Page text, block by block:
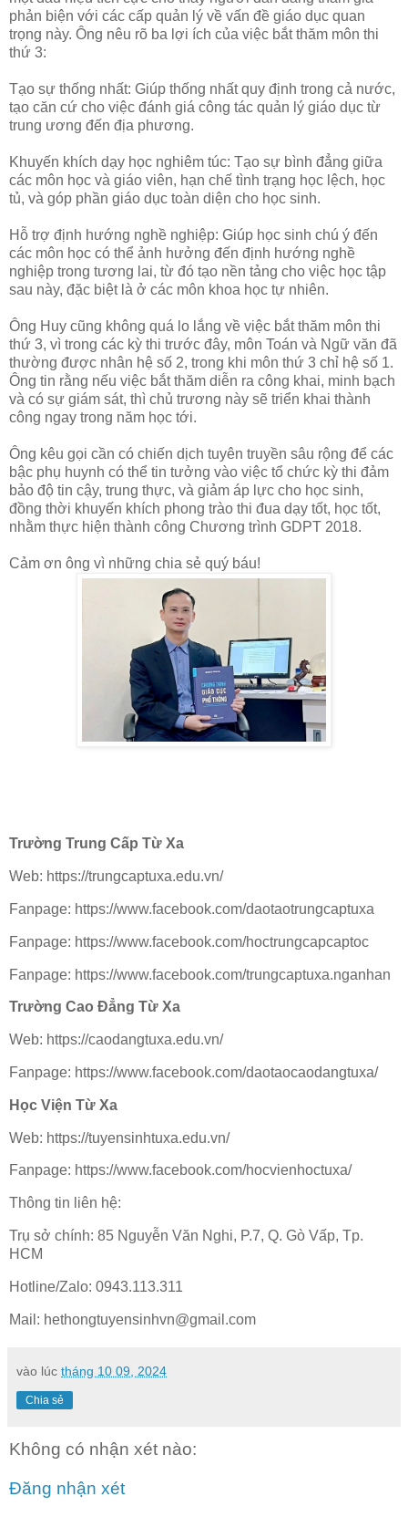
phản biện với các cấp quản lý về vấn đề giáo dục quan
trọng này. Ông nêu rõ ba lợi ích của việc bắt thăm môn thi
thứ 3:
Tạo sự thống nhất: Giúp thống nhất quy định trong cả nước,
tạo căn cứ cho việc đánh giá công tác quản lý giáo dục từ
trung ương đến địa phương.
Khuyến khích dạy học nghiêm túc: Tạo sự bình đẳng giữa
các môn học và giáo viên, hạn chế tình trạng học lệch, học
tủ, và góp phần giáo dục toàn diện cho học sinh.
Hỗ trợ định hướng nghề nghiệp: Giúp học sinh chú ý đến
các môn học có thể ảnh hưởng đến định hướng nghề
nghiệp trong tương lai, từ đó tạo nền tảng cho việc học tập
sau này, đặc biệt là ở các môn khoa học tự nhiên.
Ông Huy cũng không quá lo lắng về việc bắt thăm môn thi
thứ 3, vì trong các kỳ thi trước đây, môn Toán và Ngữ văn đã
thường được nhân hệ số 2, trong khi môn thứ 3 chỉ hệ số 1.
Ông tin rằng nếu việc bắt thăm diễn ra công khai, minh bạch
và có sự giám sát, thì chủ trương này sẽ triển khai thành
công ngay trong năm học tới.
Ông kêu gọi cần có chiến dịch tuyên truyền sâu rộng để các
bậc phụ huynh có thể tin tưởng vào việc tổ chức kỳ thi đảm
bảo độ tin cậy, trung thực, và giảm áp lực cho học sinh,
đồng thời khuyến khích phong trào thi đua dạy tốt, học tốt,
nhằm thực hiện thành công Chương trình GDPT 2018.
Cảm ơn ông vì những chia sẻ quý báu!
Trường Trung Cấp Từ Xa
Web: https://trungcaptuxa.edu.vn/
Fanpage: https://www.facebook.com/daotaotrungcaptuxa
Fanpage: https://www.facebook.com/hoctrungcapcaptoc
Fanpage: https://www.facebook.com/trungcaptuxa.nganhan
Trường Cao Đẳng Từ Xa
Web: https://caodangtuxa.edu.vn/
Fanpage: https://www.facebook.com/daotaocaodangtuxa/
Học Viện Từ Xa
Web: https://tuyensinhtuxa.edu.vn/
Fanpage: https://www.facebook.com/hocvienhoctuxa/
Thông tin liên hệ:
Trụ sở chính: 85 Nguyễn Văn Nghi, P.7, Q. Gò Vấp, Tp.
HCM
Hotline/Zalo: 0943.113.311
Mail: hethongtuyensinhvn@gmail.com
vào lúc tháng 10 09, 2024
Chia sẻ
Không có nhận xét nào:
Đăng nhận xét